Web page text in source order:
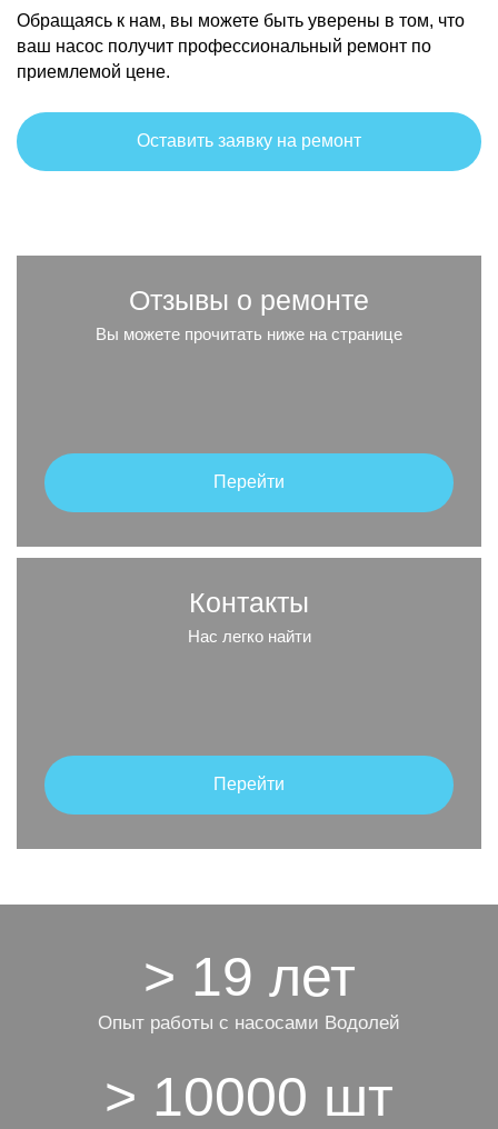
Обращаясь к нам, вы можете быть уверены в том, что
ваш насос получит профессиональный ремонт по
приемлемой цене.
Оставить заявку на ремонт
Отзывы о ремонте
Вы можете прочитать ниже на странице
Перейти
Контакты
Нас легко найти
Перейти
> 19 лет
Опыт работы с насосами Водолей
> 10000 шт